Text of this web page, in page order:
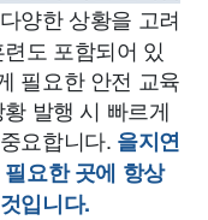
양한 상황을 고려
도 포함되어 있
필요한 안전 교육
발행 시 빠르게
요합니다. 을지연
요한 곳에 항상
입니다.